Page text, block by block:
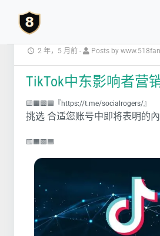
2 年，5 月前 - Posts by
TikTok中东影响者营
🟨🟧🟩🟦『https://t.me/socialrogers/』
挑选 合适您账号中即将表明的
🟨🟧🟩🟦